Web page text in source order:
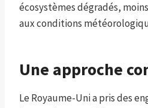
écosystèmes dégradés,
aux conditions
Une approche
Le Royaume-Uni a pris des